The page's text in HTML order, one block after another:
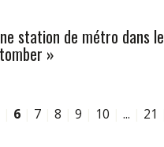
station de métro dans le
»
6| 7| 8 9 10 ... 21